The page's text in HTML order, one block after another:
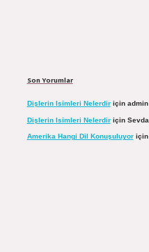
Son Yorumlar
Dişlerin Isimleri Nelerdiriçin admin
Dişlerin Isimleri Nelerdiriçin Sevda
Amerika Hangi Dil Konuşuluyoriçin